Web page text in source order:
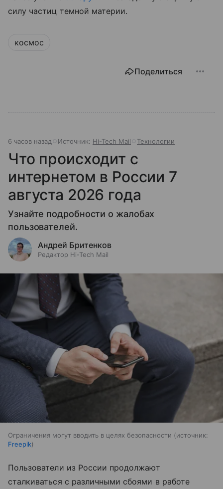
силу частиц темной материи.
космос
Поделиться
6 часов назад Источник: Hi-Tech Mail Технологии
Что происходит с
интернетом в России 7
августа 2026 года
Узнайте подробности о жалобах
пользователей.
Андрей Бритенков
Редактор Hi-Tech Mail
Ограничения могут вводить в целях безопасности
источник:
Freepik
Пользователи из России продолжают
сталкиваться с различными сбоями в работе